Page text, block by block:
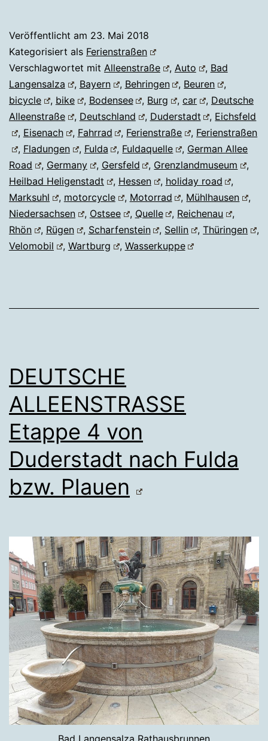
Veröffentlicht am 23. Mai 2018
Kategorisiert als Ferienstraßen
Verschlagwortet mit Alleenstraße , Auto , Bad
Langensalza
, Bayern , Behringen , Beuren
,
bicycle
, bike , Bodensee , Burg ,car , Deutsche
Alleenstraße
, Deutschland , Duderstadt , Eichsfeld
, Eisenach , Fahrrad , Ferienstraße , Ferienstraßen
, Fladungen , Fulda , Fuldaquelle , German Allee
Road
, Germany , Gersfeld , Grenzlandmuseum
,
Heilbad Heligenstadt
, Hessen , holiday road
,
Marksuhl
, motorcycle , Motorrad , Mühlhausen
,
Niedersachsen
, Ostsee , Quelle , Reichenau
,
Rhön
, Rügen , Scharfenstein , Sellin ,Thüringen
,
Velomobil
, Wartburg , Wasserkuppe
DEUTSCHE
ALLEENSTRASSE
Etappe 4 von
Duderstadt nach Fulda
bzw. Plauen
Bad Langensalza Rathausbrunnen